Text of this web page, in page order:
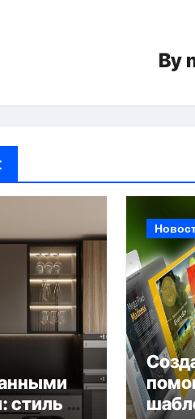
By
стиль и